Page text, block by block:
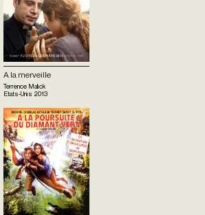
A la merveille
Terrence Malick
Etats-Unis 2013